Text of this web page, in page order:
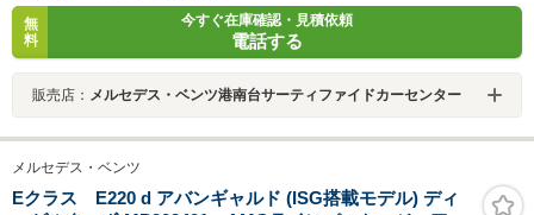
無
料
今すぐ在庫確認・見積依頼
電話する
販売店： メルセデス・ベンツ港南台サーティファイドカーセンター
メルセデス・ベンツ
Eクラス E220 d アバンギャルド (ISG搭載モデル) ディ